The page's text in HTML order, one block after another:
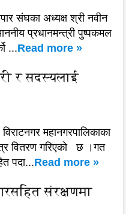
संघका अध्यक्ष श्री नवीन
प्रधानमन्त्री पुष्पकमल
...Read more »
र सदस्यलाई
महानगरपालिकाका
वितरण गरिएको छ ।गत
पदा...Read more »
संरक्षणमा